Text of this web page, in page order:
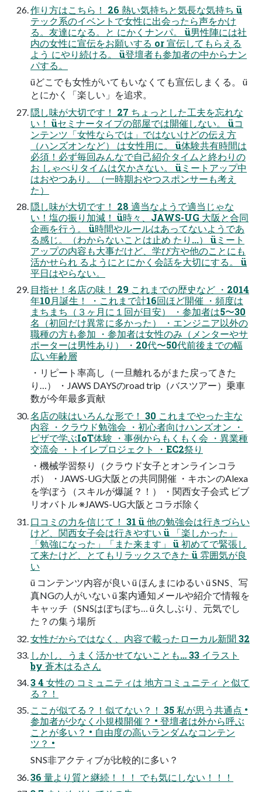
作り⽅はこちら！ 26 熱い気持ちと気⻑な気持ち ü
テック系のイベントで⼥性に出会ったら声をかけ
る。友達になる。と にかくナンパ。 ü男性陣には社
内の⼥性に宣伝をお願いする or 宣伝してもらえる
よう にやり続ける。 ü登壇者も参加者の中からナン
パする。
üどこでも⼥性がいてもいなくても宣伝しまくる。 ü
とにかく「楽しい」を追求。
隠し味が⼤切です！ 27 ちょっとした⼯夫を忘れな
い！ üセミナータイプの部屋では開催しない。 üコ
ンテンツ「⼥性ならでは」ではないけどの伝え⽅
（ハンズオンなど） は⼥性⽤に。 ü体験共有時間は
必須！必ず毎回みんなで⾃⼰紹介タイムと終わりの
お しゃべりタイムは⽋かさない。 üミートアップ中
はおやつあり。（⼀時期おやつスポンサーも考え
た）
隠し味が⼤切です！ 28 適当なようで適当じゃな
い！塩の振り加減！ ü時々、JAWS-UG ⼤阪と合同
企画を⾏う。 ü時間やルールはあってないようであ
る感じ。（わからないことは⽌め たり...） üミート
アップの内容も⼤事だけど、学び⽅や他のことにも
活かせられ るようにとにかく会話を⼤切にする。 ü
平⽇はやらない。
⽬指せ！名店の味！ 29 これまでの歴史など ・2014
年10⽉誕⽣！ ・これまで計16回ほど開催 ・頻度は
まちまち（３ヶ⽉に１回が⽬安） ・参加者は5〜30
名（初回だけ異常に多かった） ・エンジニア以外の
職種の⽅も参加 ・参加者は⼥性のみ（メンターやサ
ポーターは男性あり） ・20代〜50代前後までの幅
広い年齢層
・リピート率⾼し（⼀旦離れるがまた戻ってきた
り…） ・JAWS DAYSのroad trip（バスツアー）乗⾞
数が今年最多貢献
名店の味はいろんな形で！ 30 これまでやった主な
内容 ・クラウド勉強会 ・初⼼者向けハンズオン ・
ピザで学ぶIoT体験 ・事例からもくもく会 ・異業種
交流会 ・トイレプロジェクト ・EC2祭り
・機械学習祭り（クラウド⼥⼦とオンラインコラ
ボ） ・JAWS-UG⼤阪との共同開催 ・キホンのAlexa
を学ぼう（スキルが爆誕？！） ・関⻄⼥⼦会式 ビブ
リオバトル ※JAWS-UG⼤阪とコラボ除く
⼝コミの⼒を信じて！ 31 ü 他の勉強会は⾏きづらい
けど、関⻄⼥⼦会は⾏きやすい ü 「楽しかった」
「勉強になった」「また来ます」 ü 初めてで緊張し
て来たけど、とてもリラックスできた ü 雰囲気が良
い
ü コンテンツ内容が良い ü ほんまにゆるい ü SNS、写
真NGの⼈がいない ü 案内通知メールや紹介で情報を
キャッチ（SNSはぼちぼち… ü 久しぶり、元気でし
た？の集う場所
⼥性だからではなく、内容で載ったローカル新聞 32
しかし、うまく活かせてないことも… 33 イラスト
by 蒼⽊はるさん
3 4 ⼥性の コミュニティは 地⽅コミュニティ と似て
る？！
ここが似てる？！似てない？！ 35 私が思う共通点 •
参加者が少なく⼩規模開催？ • 登壇者は外から呼ぶ
ことが多い？ • ⾃由度の⾼いランダムなコンテン
ツ？ •
SNS⾮アクティブが⽐較的に多い？
36 量より質と継続！！！ でも気にしない！！！